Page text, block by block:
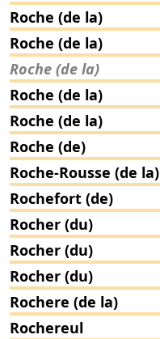
Roche (de la)
Roche (de la)
Roche (de la)
Roche (de la)
Roche (de la)
Roche (de)
Roche-Rousse (de la)
Rochefort (de)
Rocher (du)
Rocher (du)
Rocher (du)
Rochere (de la)
Rochereul